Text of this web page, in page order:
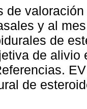
de
y al
de
de alivio
de